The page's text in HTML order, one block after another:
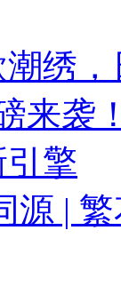
绣
来袭
擎
源 |